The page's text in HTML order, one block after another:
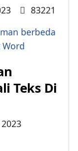
83221
Teks Di